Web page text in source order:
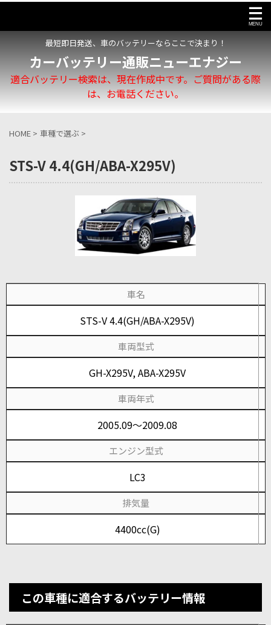
最短即日発送、車のバッテリーならここで決まり！
カーバッテリー通販ニューエナジー
適合バッテリー検索は、現在作成中です。ご質問がある際
は、お電話ください。
HOME > 車種で選ぶ >
STS-V 4.4(GH/ABA-X295V)
車名
STS-V 4.4(GH/ABA-X295V)
車両型式
GH-X295V, ABA-X295V
車両年式
2005.09～2009.08
エンジン型式
LC3
排気量
4400cc(G)
この車種に適合するバッテリー情報